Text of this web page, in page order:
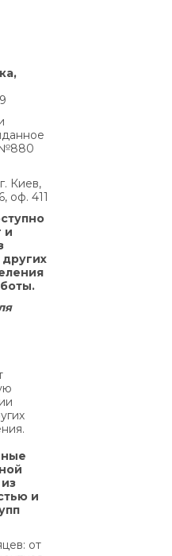
копеек.
и других
Заемщиком за
обязательств на
может превышать
полученной
по договоренности
кредита по
4/6 месяцев»:
Договора:
Заемщиком
по уплате процентов
и/или Комиссии за
Договора
комиссии за выдачу
за выдачу в Кредит
средств (если
соглашения к
уплату комиссии за
денежных
Кредита в
Договором сроки, на
2 статьи 625
Кредитодатель
а Заемщик обязан
№880
Киев,
оф. 411
и
и
от